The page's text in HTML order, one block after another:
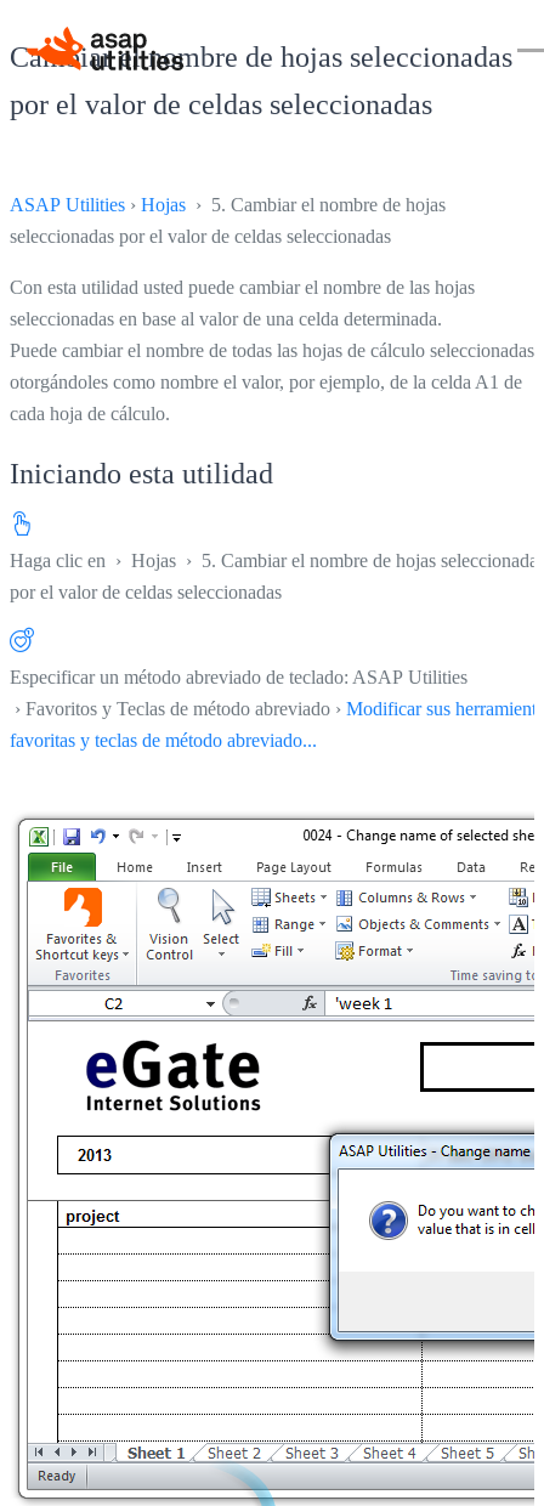
Cambiar el nombre de hojas seleccionadas
por el valor de celdas seleccionadas
ASAP Utilities › Hojas › 5. Cambiar el nombre de hojas
seleccionadas por el valor de celdas seleccionadas
Con esta utilidad usted puede cambiar el nombre de las hojas
seleccionadas en base al valor de una celda determinada.
Puede cambiar el nombre de todas las hojas de cálculo seleccionadas
otorgándoles como nombre el valor, por ejemplo, de la celda A1 de
cada hoja de cálculo.
Iniciando esta utilidad
Haga clic en › Hojas › 5. Cambiar el nombre de hojas seleccionadas
por el valor de celdas seleccionadas
Especificar un método abreviado de teclado: ASAP Utilities
› Favoritos y Teclas de método abreviado › Modificar sus
favoritas y teclas de método abreviado...